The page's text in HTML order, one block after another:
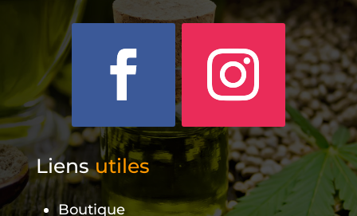
Liens utiles
Boutique